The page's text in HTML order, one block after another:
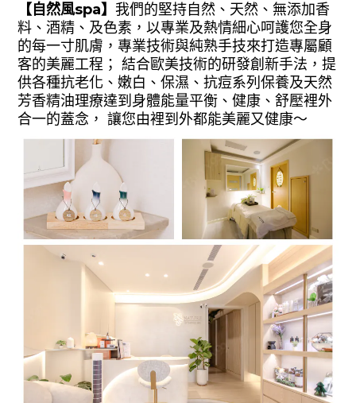
【自然風spa】 我們的堅持自然、天然、無添加香
料、酒精、及色素，以專業及熱情細心呵護您全身
的每一寸肌膚，專業技術與純熟手技來打造專屬顧
客的美麗工程； 結合歐美技術的研發創新手法，提
供各種抗老化、嫩白、保濕、抗痘系列保養及天然
芳香精油理療達到身體能量平衡、健康、舒壓裡外
合一的蓋念， 讓您由裡到外都能美麗又健康～